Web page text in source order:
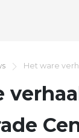
Het ware